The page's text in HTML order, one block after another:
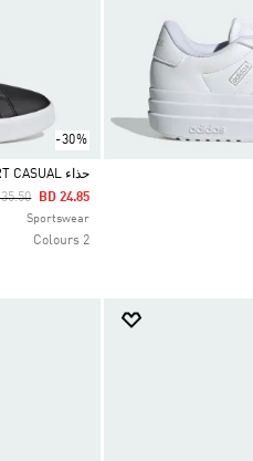
-30%
Selected
حذاء GRAND COURT TD LIFESTYLE COURT CASUAL
Reduced From
ToBD 24.85
Sportswear
2 Colours